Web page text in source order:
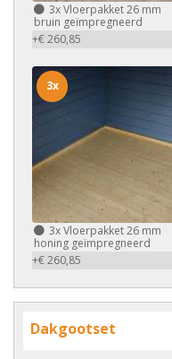
3xVloerpakket 26 mm
bruin geïmpregneerd
+€ 260,85
3xVloerpakket 26 mm
honing geïmpregneerd
+€ 260,85
3x
Dakgootset